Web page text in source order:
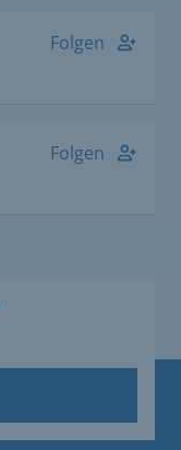
Folgen
Folgen